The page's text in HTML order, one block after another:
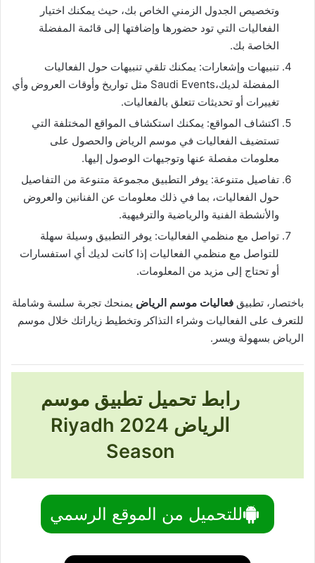
وتخصيص الجدول الزمني الخاص بك، حيث يمكنك اختيار
الفعاليات التي تود حضورها وإضافتها إلى قائمة المفضلة
الخاصة بك.
تنبيهات وإشعارات: يمكنك تلقي تنبيهات حول الفعاليات
المفضلة لديك،Saudi Events مثل تواريخ وأوقات العروض وأي
تغييرات أو تحديثات تتعلق بالفعاليات.
اكتشاف المواقع: يمكنك استكشاف المواقع المختلفة التي
تستضيف الفعاليات في موسم الرياض والحصول على
معلومات مفصلة عنها وتوجيهات الوصول إليها.
تفاصيل متنوعة: يوفر التطبيق مجموعة متنوعة من التفاصيل
حول الفعاليات، بما في ذلك معلومات عن الفنانين والعروض
والأنشطة الفنية والرياضية والترفيهية.
تواصل مع منظمي الفعاليات: يوفر التطبيق وسيلة سهلة
للتواصل مع منظمي الفعاليات إذا كانت لديك أي استفسارات
أو تحتاج إلى مزيد من المعلومات.
باختصار، تطبيق فعاليات موسم الرياض يمنحك تجربة سلسة وشاملة
للتعرف على الفعاليات وشراء التذاكر وتخطيط زياراتك خلال موسم
الرياض بسهولة ويسر.
رابط تحميل تطبيق موسم
الرياض 2024 Riyadh
Season
للتحميل من الموقع الرسمي